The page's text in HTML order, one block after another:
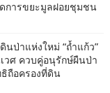
ดการขยะมูลฝอยชุมชน
นป่าแห่งใหม่ “ถ้ำแก้ว”
วศ ควบคู่อนุรักษ์ผืนป่า
ถือครองที่ดิน